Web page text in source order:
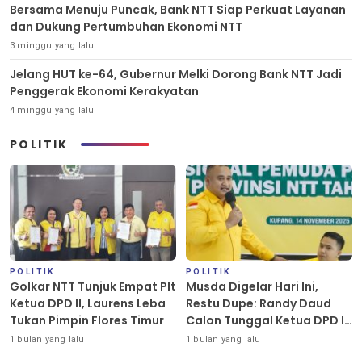
Bersama Menuju Puncak, Bank NTT Siap Perkuat Layanan
dan Dukung Pertumbuhan Ekonomi NTT
3 minggu yang lalu
Jelang HUT ke-64, Gubernur Melki Dorong Bank NTT Jadi
Penggerak Ekonomi Kerakyatan
4 minggu yang lalu
POLITIK
POLITIK
Golkar NTT Tunjuk Empat Plt
Ketua DPD II, Laurens Leba
Tukan Pimpin Flores Timur
1 bulan yang lalu
POLITIK
Musda Digelar Hari Ini,
Restu Dupe: Randy Daud
Calon Tunggal Ketua DPD II
Golkar Kota Kupang
1 bulan yang lalu